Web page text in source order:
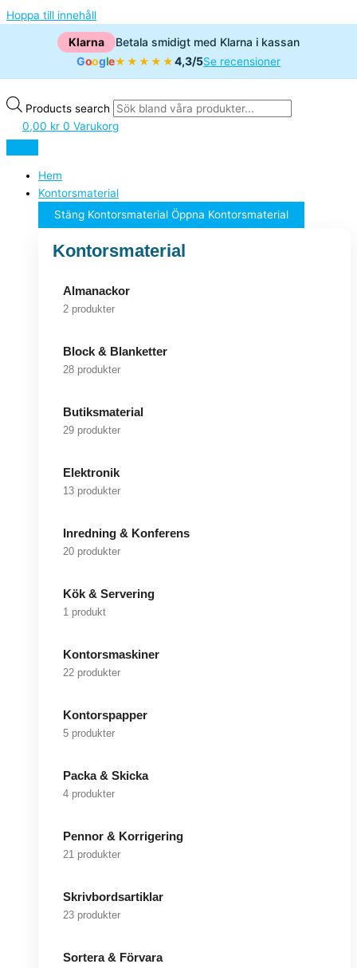
Hoppa till innehåll
Klarna
Betala smidigt med Klarna i kassan
Google★★★★★4,3/5Se recensioner
Products search
0,00 kr 0 Varukorg
Hem
Kontorsmaterial
Stäng Kontorsmaterial Öppna Kontorsmaterial
Kontorsmaterial
Almanackor
2 produkter
Block & Blanketter
28 produkter
Butiksmaterial
29 produkter
Elektronik
13 produkter
Inredning & Konferens
20 produkter
Kök & Servering
1 produkt
Kontorsmaskiner
22 produkter
Kontorspapper
5 produkter
Packa & Skicka
4 produkter
Pennor & Korrigering
21 produkter
Skrivbordsartiklar
23 produkter
Sortera & Förvara